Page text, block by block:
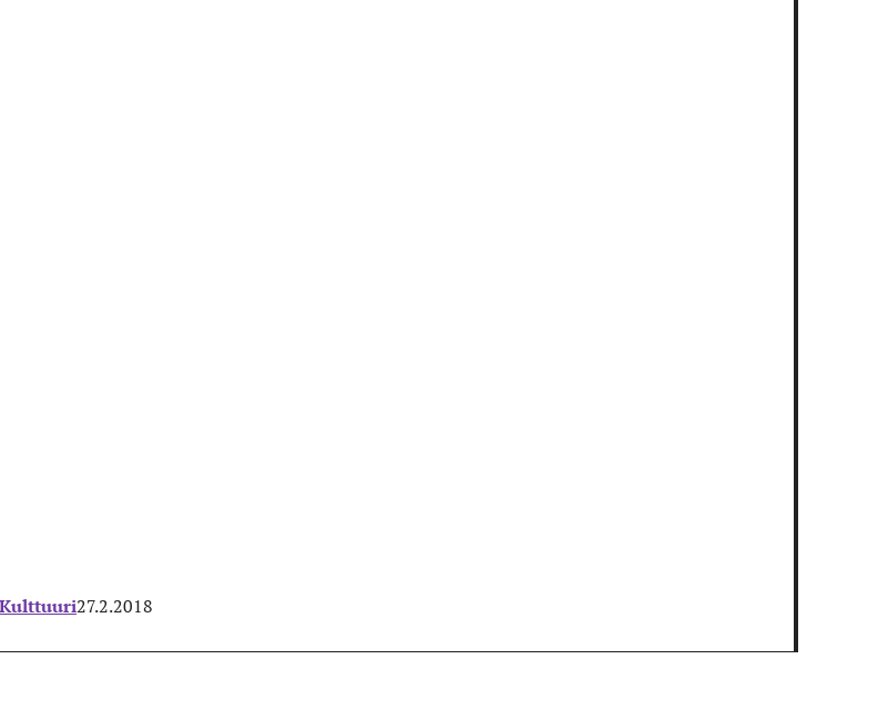
Kulttuuri27.2.2018